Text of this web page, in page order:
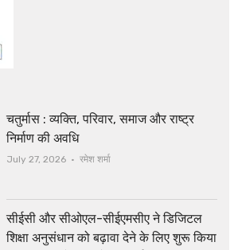
चतुर्मास : व्यक्ति, परिवार, समाज और राष्ट्र
निर्माण की अवधि
July 27, 2026 Author
रमेश शर्मा
सीईसी और सीओएल-सीईएमसीए ने डिजिटल
शिक्षा अनुसंधान को बढ़ावा देने के लिए शुरू किया